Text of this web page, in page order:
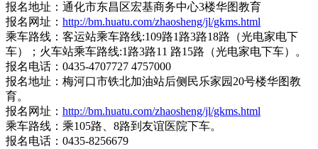
报名地址：通化市东昌区宏基商务中心3楼华图教育
报名网址： http://bm.huatu.com/zhaosheng/jl/gkms.html
乘车路线：客运站乘车路线:109路1路3路18路（光电家电下
车）；火车站乘车路线:1路3路11 路15路（光电家电下车）。
报名电话：0435-4707727 4757000
报名地址：梅河口市铁北加油站后侧民乐家园20号楼华图教
育。
报名网址： http://bm.huatu.com/zhaosheng/jl/gkms.html
乘车路线：乘105路、8路到友谊医院下车。
报名电话：0435-8256679